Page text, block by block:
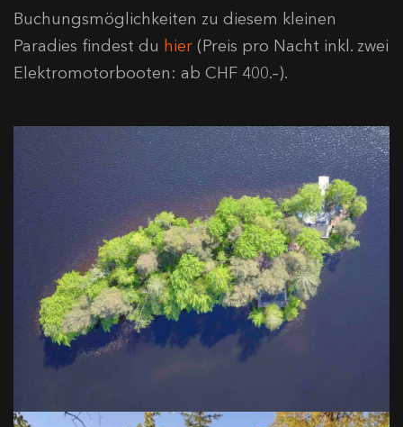
Buchungsmöglichkeiten zu diesem kleinen
Paradies findest du hier (Preis pro Nacht inkl. zwei
Elektromotorbooten: ab CHF 400.–).